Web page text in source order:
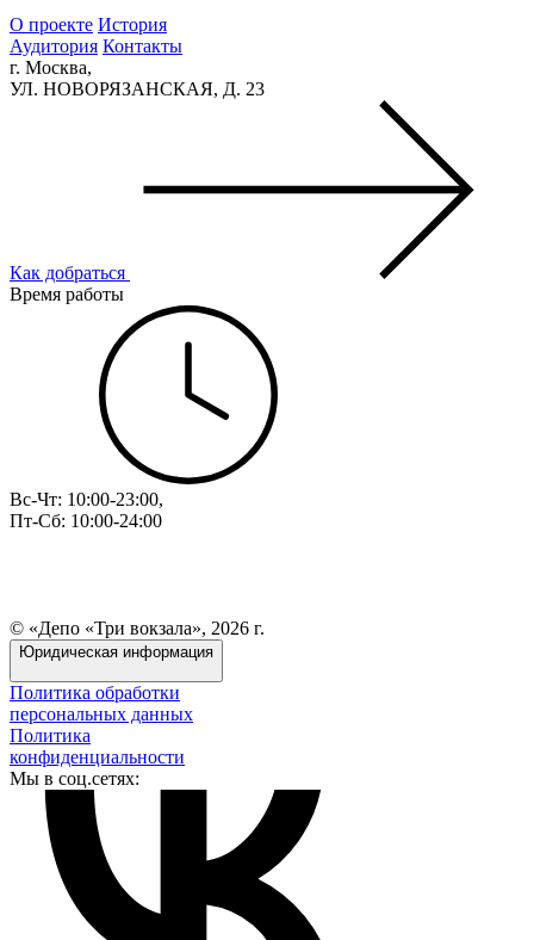
О проекте История
Аудитория Контакты
г. Москва,
УЛ. НОВОРЯЗАНСКАЯ, Д. 23
Как добраться
Время работы
Вс-Чт: 10:00-23:00,
Пт-Сб: 10:00-24:00
© «Депо «Три вокзала», 2026 г.
Юридическая информация
Политика обработки
персональных данных
Политика
конфиденциальности
Мы в соц.сетях: